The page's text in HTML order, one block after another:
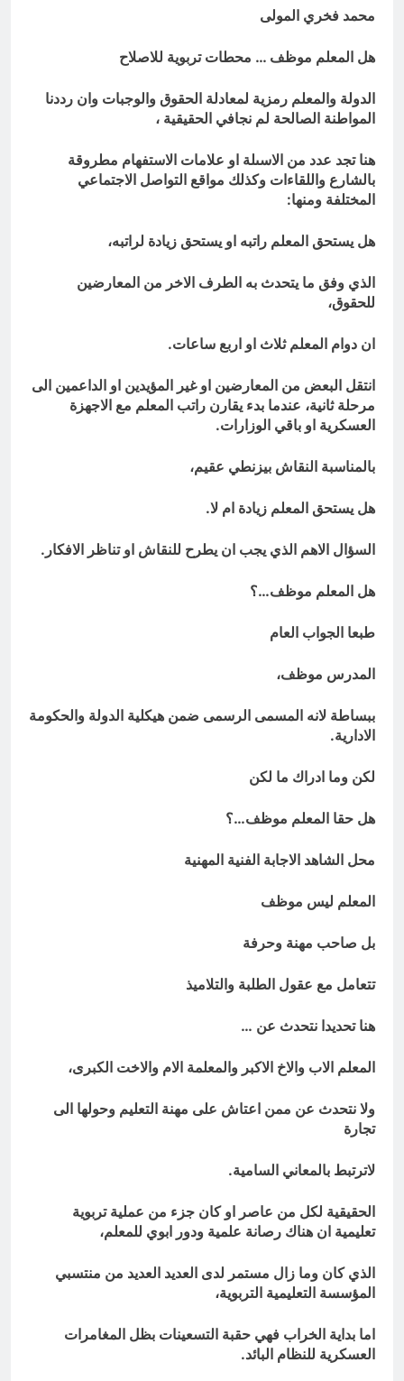
الشهادة عند الأشوريين ودور الشهيد في
محمد فخري المولى
هل المعلم موظف … محطات تربوية للاصلاح
الدولة والمعلم رمزية لمعادلة الحقوق والوجبات وان رددنا
المواطنة الصالحة لم نجافي الحقيقية ،
هنا تجد عدد من الاسىلة او علامات الاستفهام مطروقة
بالشارع واللقاءات وكذلك مواقع التواصل الاجتماعي
المختلفة ومنها:
هل يستحق المعلم راتبه او يستحق زيادة لراتبه،
الذي وفق ما يتحدث به الطرف الاخر من المعارضين
للحقوق،
ان دوام المعلم ثلاث او اربع ساعات.
انتقل البعض من المعارضين او غير المؤيدين او الداعمين الى
مرحلة ثانية، عندما بدء يقارن راتب المعلم مع الاجهزة
العسكرية او باقي الوزارات.
بالمناسبة النقاش بيزنطي عقيم،
هل يستحق المعلم زيادة ام لا.
السؤال الاهم الذي يجب ان يطرح للنقاش او تناظر الافكار.
هل المعلم موظف…؟
طبعا الجواب العام
المدرس موظف،
ببساطة لانه المسمى الرسمى ضمن هيكلية الدولة والحكومة
الادارية.
لكن وما ادراك ما لكن
هل حقا المعلم موظف…؟
محل الشاهد الاجابة الفنية المهنية
المعلم ليس موظف
بل صاحب مهنة وحرفة
تتعامل مع عقول الطلبة والتلاميذ
هنا تحديدا نتحدث عن …
المعلم الاب والاخ الاكبر والمعلمة الام والاخت الكبرى،
ولا نتحدث عن ممن اعتاش على مهنة التعليم وحولها الى
تجارة
لاترتبط بالمعاني السامية.
الحقيقية لكل من عاصر او كان جزء من عملية تربوية
تعليمية ان هناك رصانة علمية ودور ابوي للمعلم،
الذي كان وما زال مستمر لدى العديد العديد من منتسبي
المؤسسة التعليمية التربوية،
اما بداية الخراب فهي حقبة التسعينات بظل المغامرات
العسكرية للنظام البائد.